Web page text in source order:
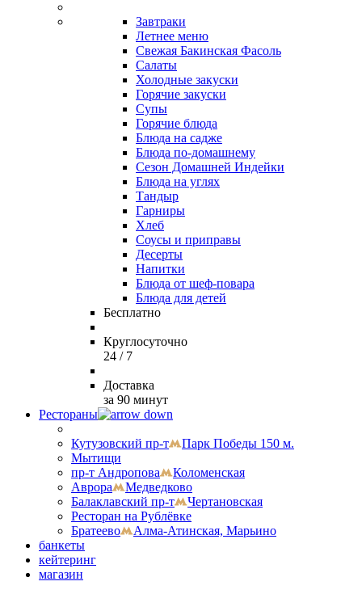
Завтраки
Летнее меню
Свежая Бакинская Фасоль
Салаты
Холодные закуски
Горячие закуски
Супы
Горячие блюда
Блюда на садже
Блюда по-домашнему
Сезон Домашней Индейки
Блюда на углях
Тандыр
Гарниры
Хлеб
Соусы и приправы
Десерты
Напитки
Блюда от шеф-повара
Блюда для детей
Бесплатно
Круглосуточно
24 / 7
Доставка
за 90 минут
Рестораны
Кутузовский пр-т
Парк Победы 150 м.
Мытищи
пр-т Андропова
Коломенская
Аврора
Медведково
Балаклавский пр-т
Чертановская
Ресторан на Рублёвке
Братеево
Алма-Атинская, Марьино
банкеты
кейтеринг
магазин